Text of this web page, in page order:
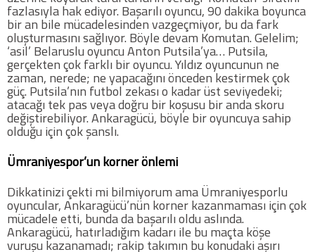
fazlasıyla hak ediyor. Başarılı oyuncu, 90 dakika boyunca
bir an bile mücadelesinden vazgeçmiyor, bu da fark
oluşturmasını sağlıyor. Böyle devam Komutan. Gelelim;
‘asil’ Belaruslu oyuncu Anton Putsila’ya… Putsila,
gerçekten çok farklı bir oyuncu. Yıldız oyuncunun ne
zaman, nerede; ne yapacağını önceden kestirmek çok
güç. Putsila’nın futbol zekası o kadar üst seviyedeki;
atacağı tek pas veya doğru bir koşusu bir anda skoru
değiştirebiliyor. Ankaragücü, böyle bir oyuncuya sahip
olduğu için çok şanslı.
Ümraniyespor’un korner önlemi
Dikkatinizi çekti mi bilmiyorum ama Ümraniyesporlu
oyuncular, Ankaragücü’nün korner kazanmaması için çok
mücadele etti, bunda da başarılı oldu aslında.
Ankaragücü, hatırladığım kadarı ile bu maçta köşe
vuruşu kazanamadı; rakip takımın bu konudaki aşırı